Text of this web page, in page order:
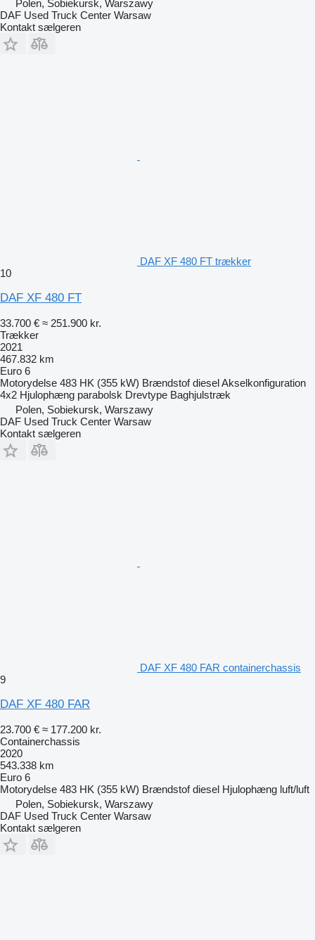
Polen, Sobiekursk, Warszawy
DAF Used Truck Center Warsaw
Kontakt sælgeren
DAF XF 480 FT trækker
10
DAF XF 480 FT
33.700 € ≈ 251.900 kr.
Trækker
2021
467.832 km
Euro 6
Motorydelse 483 HK (355 kW) Brændstof dieselAkselkonfiguration
4x2 Hjulophæng parabolsk Drevtype Baghjulstræk
Polen, Sobiekursk, Warszawy
DAF Used Truck Center Warsaw
Kontakt sælgeren
DAF XF 480 FAR containerchassis
9
DAF XF 480 FAR
23.700 € ≈ 177.200 kr.
Containerchassis
2020
543.338 km
Euro 6
Motorydelse 483 HK (355 kW) Brændstof diesel Hjulophæng luft/luft
Polen, Sobiekursk, Warszawy
DAF Used Truck Center Warsaw
Kontakt sælgeren